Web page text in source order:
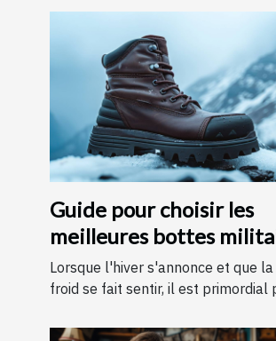
Guide pour choisir les
meilleures bottes
pour l'hiver
Lorsque l'hiver s'annonce et que
froid se fait sentir, il est primordial